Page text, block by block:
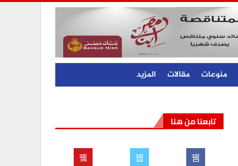
منوعات مقالات المزيد
تابعنا من هنا